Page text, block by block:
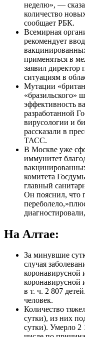
неделю», —
количество
сообщает РБК.
Всемирная
рекомендует
применяться в
заявил
ситуациям в
Мутации
«бразильского»
эффективность
разработанной
вирусологии и
рассказали в
ТАСС.
В Москве уже
иммунитет
комитета
главный
Он пояснил, что
На Алтае:
За минувшие
случая
коронавирусной
коронавирусной
в т. ч. 2 807
человек.
Количество
сутки), из них
сутки). Умерло 2